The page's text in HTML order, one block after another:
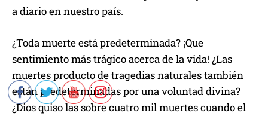
a diario en nuestro país.
¿Toda muerte está predeterminada? ¡Que
sentimiento más trágico acerca de la vida! ¿Las
muertes producto de tragedias naturales también
están predeterminadas por una voluntad divina?
¿Dios quiso las sobre cuatro mil muertes cuando el